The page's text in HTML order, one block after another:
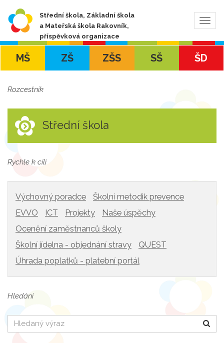
Střední škola, Základní škola
a Mateřská škola Rakovník,
příspěvková organizace
MŠ ZŠ ZŠS SŠ ŠD
Rozcestník
Střední škola
Rychle k cíli
Výchovný poradce
Školní metodik prevence
EVVO
ICT Projekty
Naše úspěchy
Ocenění zaměstnanců školy
Školní jídelna - objednání stravy
QUEST
Úhrada poplatků - platební portál
Hledání
Hledat